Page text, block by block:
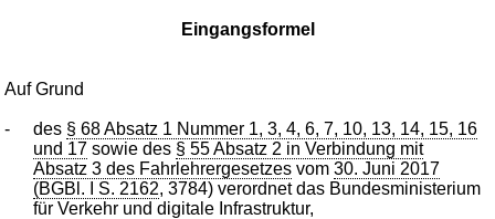
Eingangsformel
Auf Grund
- des § 68 Absatz 1 Nummer 1, 3, 4, 6, 7, 10, 13, 14, 15, 16
und 17 sowie des § 55 Absatz 2 in Verbindung mit
Absatz 3 des Fahrlehrergesetzes vom30. Juni 2017
(BGBl. I S. 2162, 3784) verordnet das Bundesministerium
für Verkehr und digitale Infrastruktur,